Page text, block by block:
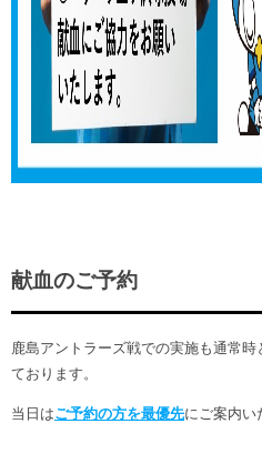
献血のご予約
鹿島アントラーズ戦での実施も通常
ております。
当日はご予約の方を最優先にご案内い